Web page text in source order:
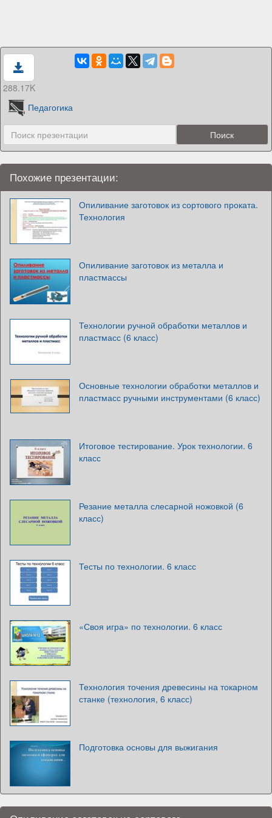
288.17K
Педагогика
Похожие презентации:
Опиливание заготовок из сортового проката.
Технология
Опиливание заготовок из металла и
пластмассы
Технологии ручной обработки металлов и
пластмасс (6 класс)
Основные технологии обработки металлов и
пластмасс ручными инструментами (6 класс)
Итоговое тестирование. Урок технологии. 6
класс
Резание металла слесарной ножовкой (6
класс)
Тесты по технологии. 6 класс
«Своя игра» по технологии. 6 класс
Технология точения древесины на токарном
станке (технология, 6 класс)
Подготовка основы для выжигания